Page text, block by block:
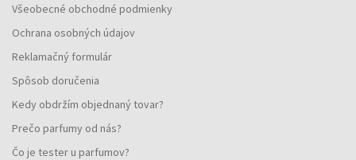
Všeobecné obchodné podmienky
Ochrana osobných údajov
Reklamačný formulár
Spôsob doručenia
Kedy obdržím objednaný tovar?
Prečo parfumy od nás?
Čo je tester u parfumov?